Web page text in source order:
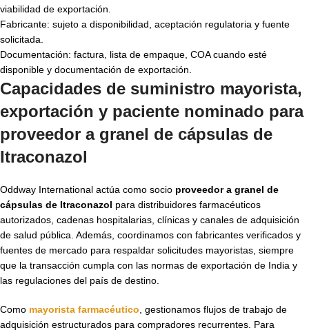
viabilidad de exportación.
Fabricante: sujeto a disponibilidad, aceptación regulatoria y fuente
solicitada.
Documentación: factura, lista de empaque, COA cuando esté
disponible y documentación de exportación.
Capacidades de suministro mayorista,
exportación y paciente nominado para
proveedor a granel de cápsulas de
Itraconazol
Oddway International actúa como socio proveedor a granel de
cápsulas de Itraconazol para distribuidores farmacéuticos
autorizados, cadenas hospitalarias, clínicas y canales de adquisición
de salud pública. Además, coordinamos con fabricantes verificados y
fuentes de mercado para respaldar solicitudes mayoristas, siempre
que la transacción cumpla con las normas de exportación de India y
las regulaciones del país de destino.
Como mayorista farmacéutico , gestionamos flujos de trabajo de
adquisición estructurados para compradores recurrentes. Para